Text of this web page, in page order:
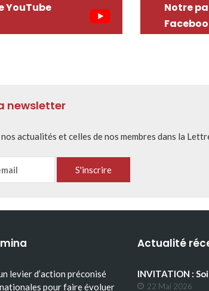
YouTube
Notre
newsletter
actualités et celles de nos membres dans la
levier d’action préconisé
pour faire évoluer
Actualité
INVITATION :
22 Mai 2026